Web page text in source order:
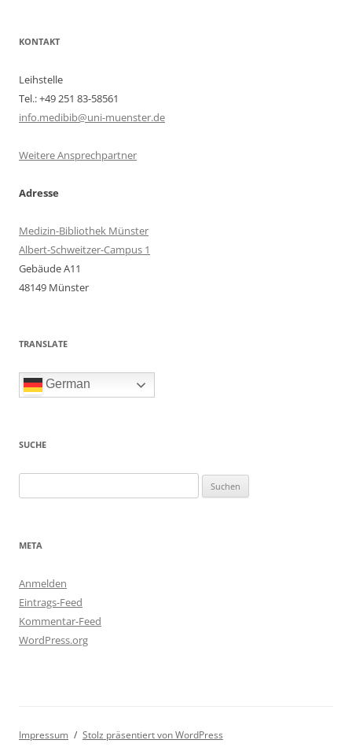
KONTAKT
Leihstelle
Tel.: +49 251 83-58561
info.medibib@uni-muenster.de
Weitere Ansprechpartner
Adresse
Medizin-Bibliothek Münster
Albert-Schweitzer-Campus 1
Gebäude A11
48149 Münster
TRANSLATE
German
SUCHE
nach:
META
Anmelden
Eintrags-Feed
Kommentar-Feed
WordPress.org
Impressum Stolz präsentiert von WordPress